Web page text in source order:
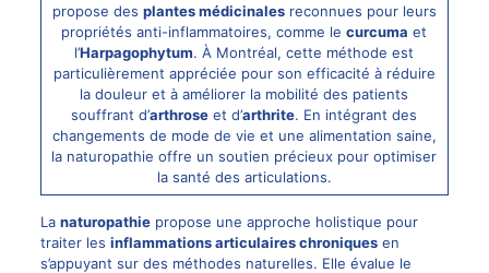
propose des plantes médicinalesreconnues pour leurs
propriétés anti-inflammatoires, comme lecurcuma et
l’Harpagophytum. À Montréal, cette méthode est
particulièrement appréciée pour son efficacité à réduire
la douleur et à améliorer la mobilité des patients
souffrant d’arthrose et d’arthrite. En intégrant des
changements de mode de vie et une alimentation saine,
la naturopathie offre un soutien précieux pour optimiser
la santé des articulations.
La naturopathiepropose une approche holistique pour
traiter les inflammations articulaires chroniquesen
s’appuyant sur des méthodes naturelles. Elle évalue le